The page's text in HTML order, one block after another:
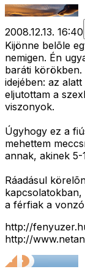
2008.12.13. 16:40
Kijönne belõle
nemigen. Én
baráti
idejében: az
eljutottam a
viszonyok.
Úgyhogy ez a
mehettem
annak, akinek
Ráadásul
a férfiak a
http://
http://